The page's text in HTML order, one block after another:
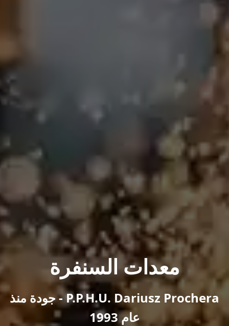
معدات السنفرة
P.P.H.U. Dariusz Prochera - جودة منذ
عام 1993